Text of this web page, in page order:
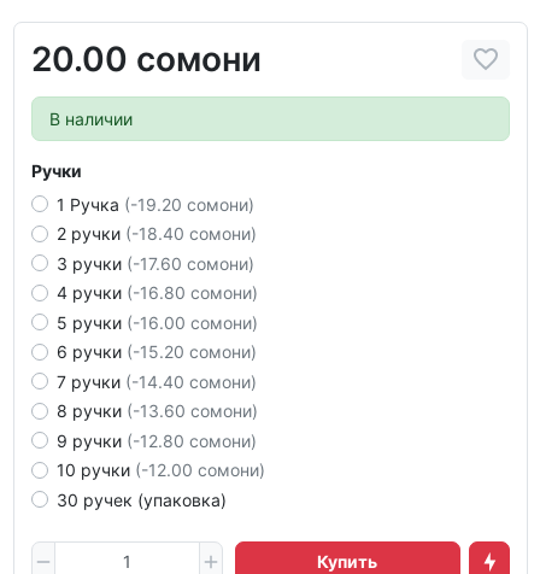
20.00 сомони
В наличии
Ручки
1 Ручка (-19.20 сомони)
2 ручки (-18.40 сомони)
3 ручки (-17.60 сомони)
4 ручки (-16.80 сомони)
5 ручки (-16.00 сомони)
6 ручки (-15.20 сомони)
7 ручки (-14.40 сомони)
8 ручки (-13.60 сомони)
9 ручки (-12.80 сомони)
10 ручки (-12.00 сомони)
30 ручек (упаковка)
Купить